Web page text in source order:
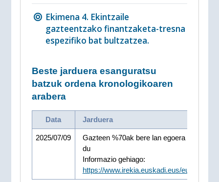
Ekimena 4. Ekintzaile
gazteentzako finantzaketa-tresna
espezifiko bat bultzatzea.
Beste jarduera esanguratsu
batzuk ordena kronologikoaren
arabera
Data Jarduera
2025/07/09
Gazteen %70ak bere lan egoera ona dela
du
Informazio gehiago:
https://www.irekia.euskadi.eus/eu/news/